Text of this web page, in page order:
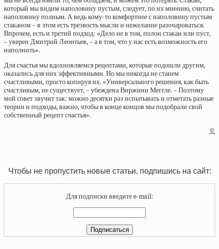
который мы видим наполовину пустым, следует, по их мнению, считать
наполовину полным. А ведь кому-то комфортнее с наполовину пустым
стаканом – в этом есть трезвость мысли и нежелание разочароваться.
Впрочем, есть и третий подход: «Дело не в том, полон стакан или пуст,
– уверен Дмитрий Леонтьев, – а в том, что у нас есть возможность его
наполнить».
Для счастья мы вдохновляемся рецептами, которые подошли другим,
оказались для них эффективными. Но мы никогда не станем
счастливыми, просто копируя их. «Универсального решения, как быть
счастливым, не существует, – убеждена Виржини Меггле. – Поэтому
мой совет звучит так: можно десятки раз испытывать и отметать разные
теории и подходы, важно, чтобы в конце концов мы подобрали свой
собственный рецепт счастья».
©
Чтобы не пропустить новые статьи, подпишись на сайт:
Для подписки введите e-mail: